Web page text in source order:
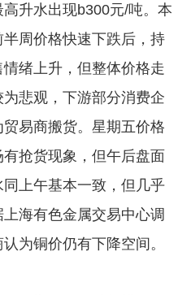
升水出现b300元/吨。本
周价格快速下跌后，持
绪上升，但整体价格走
悲观，下游部分消费企
易商搬货。星期五价格
抢货现象，但午后盘面
上午基本一致，但几乎
海有色金属交易中心调
为铜价仍有下降空间。